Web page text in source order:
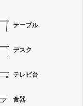
テーブル
デスク
テレビ台
食器